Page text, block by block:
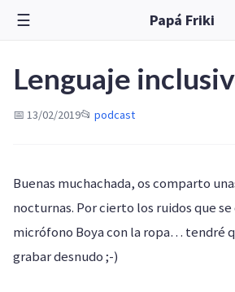
☰ Papá Friki
Lenguaje
📅 13/02/2019📂 podcast
Buenas muchachada, os comparto
nocturnas. Por cierto los ruidos que
micrófono Boya con la ropa… tendré
grabar desnudo ;-)